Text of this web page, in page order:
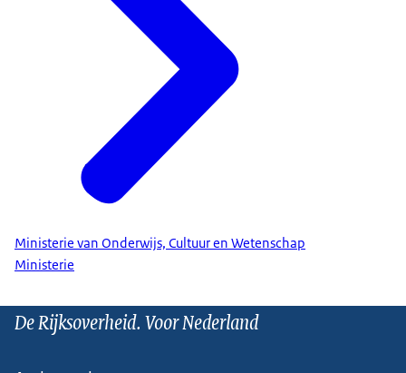
Ministerie van Onderwijs, Cultuur en Wetenschap
Ministerie
De Rijksoverheid. Voor Nederland